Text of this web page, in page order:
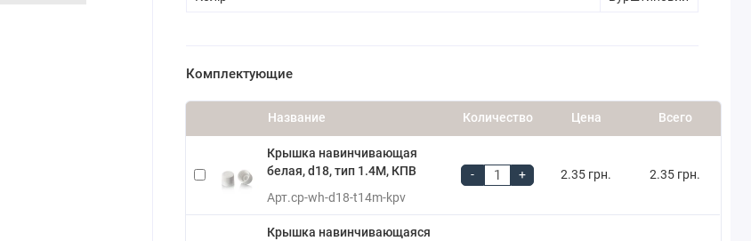
Комплектующие
Название Количество Цена Всего
Крышка навинчивающая
белая, d18, тип 1.4М, КПВ
Арт.cp-wh-d18-t14m-kpv
- + 2.35 грн. 2.35 грн.
Крышка навинчивающаяся